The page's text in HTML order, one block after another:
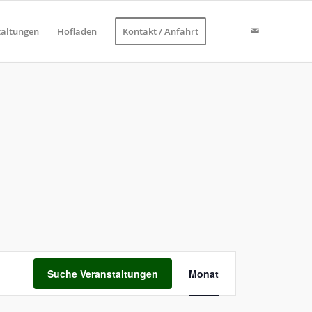
Hofladen Kontakt / Anfahrt
Suche Veranstaltungen
Ansichten-
Monat